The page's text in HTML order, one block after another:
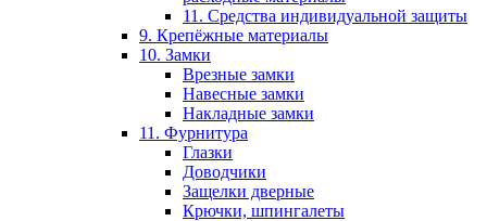
11. Средства индивидуальной защиты
9. Крепёжные материалы
10. Замки
Врезные замки
Навесные замки
Накладные замки
11. Фурнитура
Глазки
Доводчики
Защелки дверные
Крючки, шпингалеты